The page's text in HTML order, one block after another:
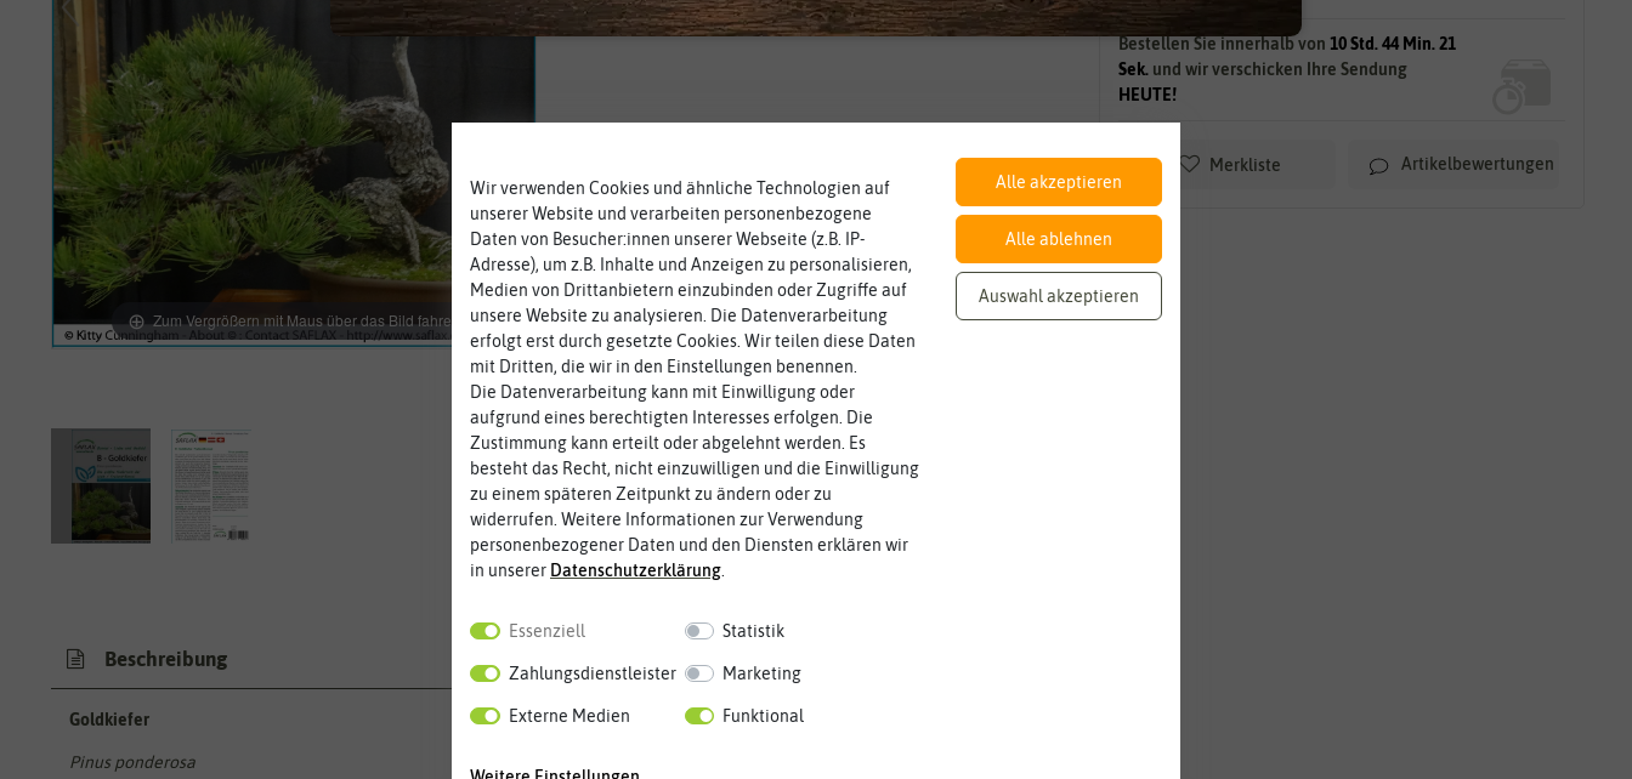
Zum Vergrößern mit Maus über das Bild fahren
Bestellen Sie innerhalb von 10 Std. 44 Min. 19
Sek.und wir verschicken Ihre Sendung
HEUTE!
Merkliste Artikelbewertungen
Beschreibung
Goldkiefer
Pinus ponderosa
Wir verwenden Cookies und ähnliche Technologien auf
unserer Website und verarbeiten personenbezogene
Daten von Besucher:innen unserer Webseite (z.B. IP-
Adresse), um z.B. Inhalte und Anzeigen zu personalisieren,
Medien von Drittanbietern einzubinden oder Zugriffe auf
unsere Website zu analysieren. Die Datenverarbeitung
erfolgt erst durch gesetzte Cookies. Wir teilen diese Daten
mit Dritten, die wir in den Einstellungen benennen.
Die Datenverarbeitung kann mit Einwilligung oder
aufgrund eines berechtigten Interesses erfolgen. Die
Zustimmung kann erteilt oder abgelehnt werden. Es
besteht das Recht, nicht einzuwilligen und die Einwilligung
zu einem späteren Zeitpunkt zu ändern oder zu
widerrufen. Weitere Informationen zur Verwendung
personenbezogener Daten und den Diensten erklären wir
in unserer Daten­schutz­erklärung
Essenziell Statistik
Zahlungsdienstleister Marketing
Externe Medien Funktional
Alle akzeptieren
Alle ablehnen
Auswahl akzeptieren